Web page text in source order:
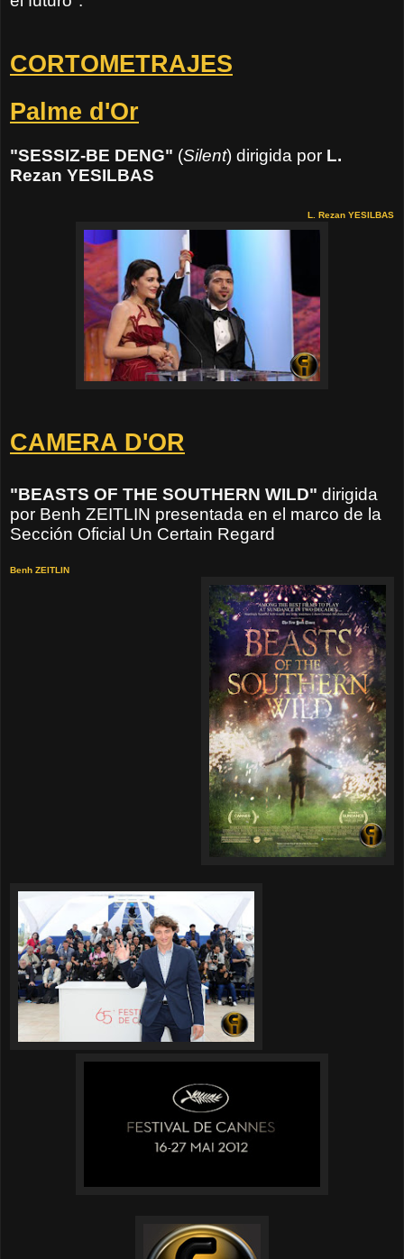
CORTOMETRAJES
Palme d'Or
"SESSIZ-BE DENG" (Silent) dirigida por L.
Rezan YESILBAS
L. Rezan YESILBAS
CAMERA D'OR
"BEASTS OF THE SOUTHERN WILD" dirigida
por Benh ZEITLIN presentada en el marco de la
Sección Oficial Un Certain Regard
Benh ZEITLIN